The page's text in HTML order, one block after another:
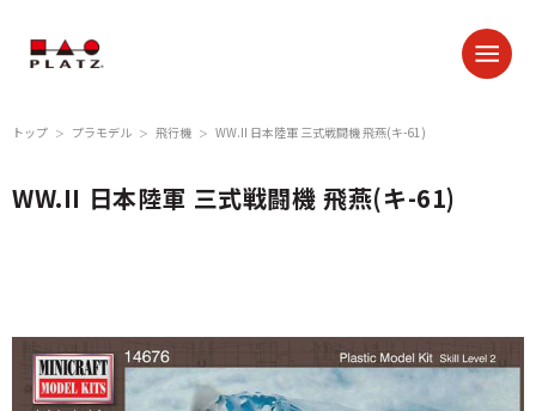
トップ ＞ プラモデル ＞ 飛行機 ＞ WW.II 日本陸軍 三式戦闘機 飛燕(キ-61)
WW.II 日本陸軍 三式戦闘機 飛燕(キ-61)